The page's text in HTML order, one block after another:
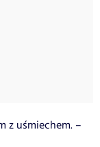
z uśmiechem. –